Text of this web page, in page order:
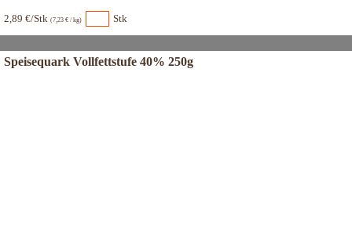
2,89 €/Stk (7,23 € / kg) Stk
Speisequark Vollfettstufe 40% 250g